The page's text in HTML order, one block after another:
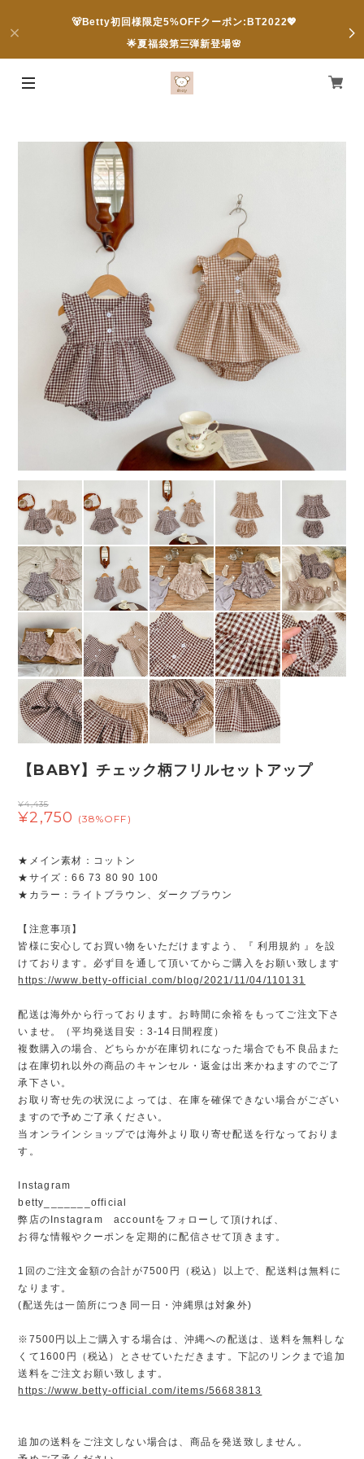
🐻Betty初回様限定5%OFFクーポン:BT2022💖
🌟夏福袋第三弾新登場🌸
【BABY】チェック柄フリルセットアップ
¥4,435
¥2,750 (38%OFF)
★メイン素材：コットン
★サイズ：66 73 80 90 100
★カラー：ライトブラウン、ダークブラウン
【注意事項】
皆様に安心してお買い物をいただけますよう、『 利用規約 』を設
けております。必ず目を通して頂いてからご購入をお願い致します
https://www.betty-official.com/blog/2021/11/04/110131
配送は海外から行っております。お時間に余裕をもってご注文下さ
いませ。（平均発送目安：3-14日間程度）
複数購入の場合、どちらかが在庫切れになった場合でも不良品また
は在庫切れ以外の商品のキャンセル・返金は出来かねますのでご了
承下さい。
お取り寄せ先の状況によっては、在庫を確保できない場合がござい
ますので予めご了承ください。
当オンラインショップでは海外より取り寄せ配送を行なっておりま
す。
Instagram
betty_______official
弊店のInstagram accountをフォローして頂ければ、
お得な情報やクーポンを定期的に配信させて頂きます。
1回のご注文金額の合計が7500円（税込）以上で、配送料は無料に
なります。
(配送先は一箇所につき同一日・沖縄県は対象外)
※7500円以上ご購入する場合は、沖縄への配送は、送料を無料しな
くて1600円（税込）とさせていただきます。下記のリンクまで追加
送料をご注文お願い致します。
https://www.betty-official.com/items/56683813
追加の送料をご注文しない場合は、商品を発送致しません。